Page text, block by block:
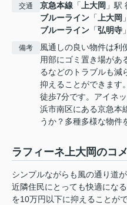
交通 京急本線 「上大岡 」駅
ブルーライン 「上大岡
ブルーライン 「弘明寺
備考
風通しの良い物件は利
用部にゴミ置き場があ
るなどのトラブルも減
抑えることができます
徒歩7分です。アイネ
浜市南区にある京急本
うか？多種多様な物件
ラフィーネ上大岡のコ
シンプルながらも風の通り道
近隣住民にとっても快適にな
を10万円以下に抑えることが